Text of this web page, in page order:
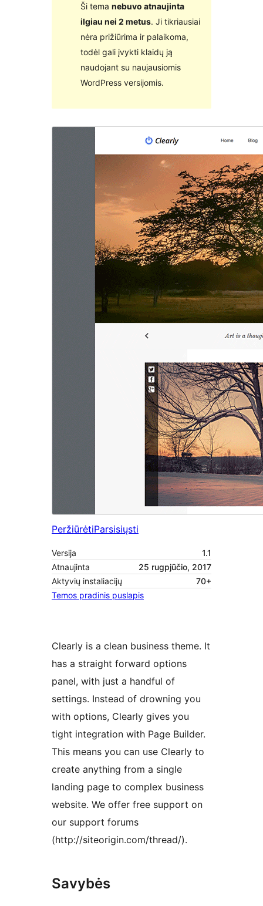
Ši tema nebuvo atnaujinta
ilgiau nei 2 metus. Ji tikriausiai
nėra prižiūrima ir palaikoma,
todėl gali įvykti klaidų ją
naudojant su naujausiomis
WordPress versijomis.
PeržiūrėtiParsisiųsti
Versija
1.1
Atnaujinta
25 rugpjūčio, 2017
Aktyvių instaliacijų
70+
Temos pradinis puslapis
Clearly is a clean business theme. It
has a straight forward options
panel, with just a handful of
settings. Instead of drowning you
with options, Clearly gives you
tight integration with Page Builder.
This means you can use Clearly to
create anything from a single
landing page to complex business
website. We offer free support on
our support forums
(http://siteorigin.com/thread/).
Savybės